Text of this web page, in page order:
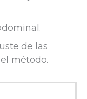
de las
método.